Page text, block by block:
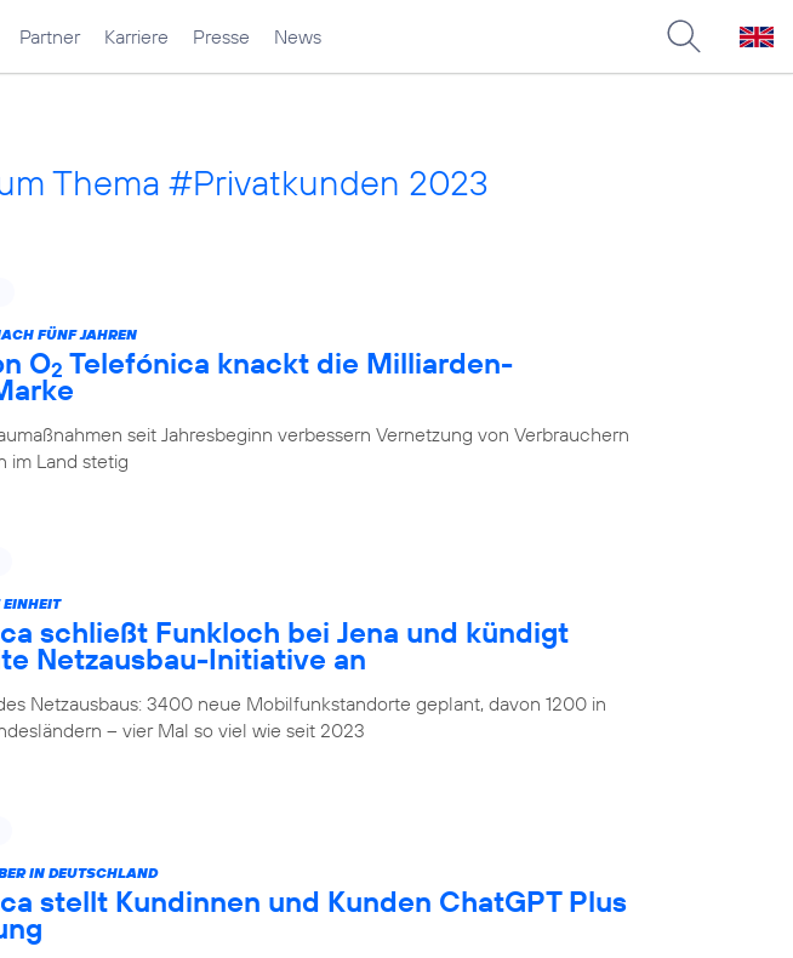
Partner Karriere Presse News
Thema #Privatkunden 2023
FÜNF JAHREN
O2 Telefónica knackt die Milliarden-
seit Jahresbeginn verbessern Vernetzung von Verbrauchern
im Land stetig
EINHEIT
schließt Funkloch bei Jena und kündigt
Netzausbau-Initiative an
Netzausbaus: 3400 neue Mobilfunkstandorte geplant, davon 1200 in
– vier Mal so viel wie seit 2023
IN DEUTSCHLAND
stellt Kundinnen und Kunden ChatGPT Plus